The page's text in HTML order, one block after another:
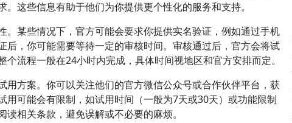
这些信息有助于他们为你提供更个性化的服务和支持。
某些情况下，官方可能会要求你提供实名验证，例如通过手机
，你可能需要等待一定的审核时间。审核通过后，官方会将试
流程一般在24小时内完成，具体时间视地区和官方安排而定。
方案。你可以关注他们的官方微信公众号或合作伙伴平台，获
可能会有限制，如试用时间（一般为7天或30天）或功能限制
相关条款，避免误解或不必要的麻烦。